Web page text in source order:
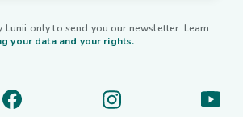
Lunii only to send you our newsletter. Learn
your data and your rights.